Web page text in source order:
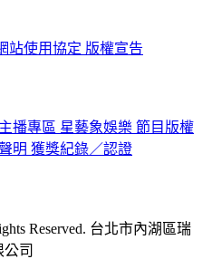
站使用協定 版權宣告
主播專區 星藝象娛樂 節目版權
明 獲獎紀錄／認證
Reserved. 台北市內湖區瑞
司